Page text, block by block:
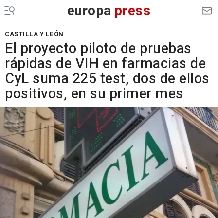
europa press
CASTILLA Y LEÓN
El proyecto piloto de pruebas
rápidas de VIH en farmacias de
CyL suma 225 test, dos de ellos
positivos, en su primer mes